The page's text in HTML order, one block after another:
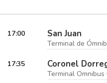
17:00 San Juan
Terminal de
17:35 Coronel
Terminal